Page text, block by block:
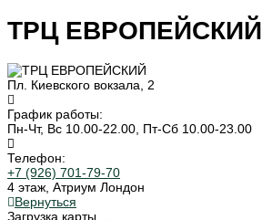
ТРЦ ЕВРОПЕЙСКИЙ
Пл. Киевского вокзала, 2
График работы:
Пн-Чт, Вс 10.00-22.00, Пт-Сб 10.00-23.00
Телефон:
+7 (926) 701-79-70
4 этаж, Атриум Лондон
Вернуться
Загрузка карты ...